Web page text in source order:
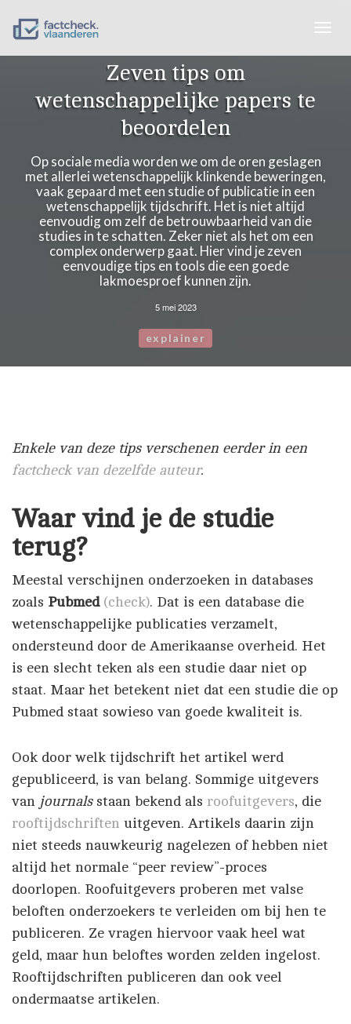
Zeven tips om
wetenschappelijke papers te
beoordelen
Op sociale media worden we om de oren geslagen
met allerlei wetenschappelijk klinkende beweringen,
vaak gepaard met een studie of publicatie in een
wetenschappelijk tijdschrift. Het is niet altijd
eenvoudig om zelf de betrouwbaarheid van die
studies in te schatten. Zeker niet als het om een
complex onderwerp gaat. Hier vind je zeven
eenvoudige tips en tools die een goede
lakmoesproef kunnen zijn.
5 mei 2023
explainer
Enkele van deze tips verschenen eerder in een
factcheck van dezelfde auteur.
Waar vind je de studie
terug?
Meestal verschijnen onderzoeken in databases
zoals Pubmed (check). Dat is een database die
wetenschappelijke publicaties verzamelt,
ondersteund door de Amerikaanse overheid. Het
is een slecht teken als een studie daar niet op
staat. Maar het betekent niet dat een studie die op
Pubmed staat sowieso van goede kwaliteit is.
Ook door welk tijdschrift het artikel werd
gepubliceerd, is van belang. Sommige uitgevers
van journalsstaan bekend als roofuitgevers, die
rooftijdschriften uitgeven. Artikels daarin zijn
niet steeds nauwkeurig nagelezen of hebben niet
altijd het normale “peer review”-proces
doorlopen. Roofuitgevers proberen met valse
beloften onderzoekers te verleiden om bij hen te
publiceren. Ze vragen hiervoor vaak heel wat
geld, maar hun beloftes worden zelden ingelost.
Rooftijdschriften publiceren dan ook veel
ondermaatse artikelen.